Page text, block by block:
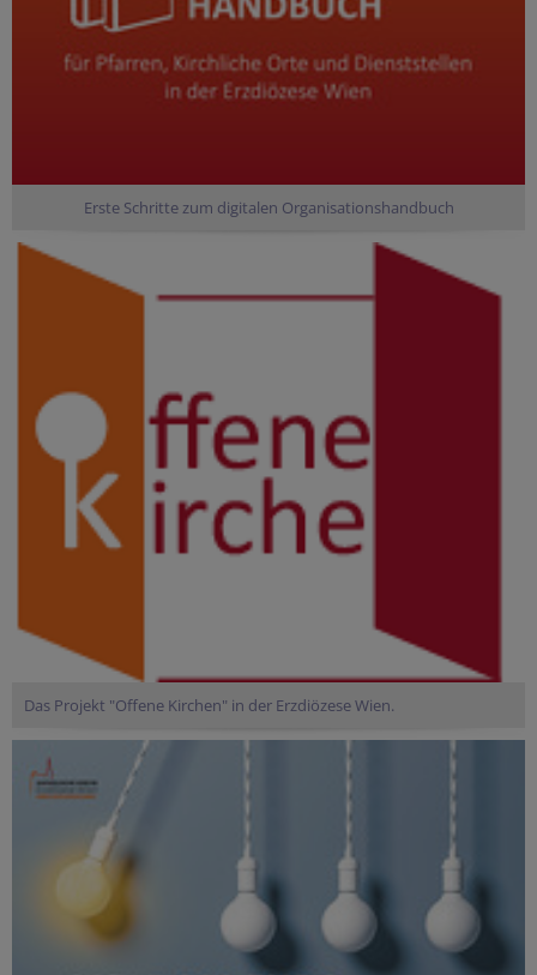
Erste Schritte zum digitalen Organisationshandbuch
Das Projekt "Offene Kirchen" in der Erzdiözese Wien.